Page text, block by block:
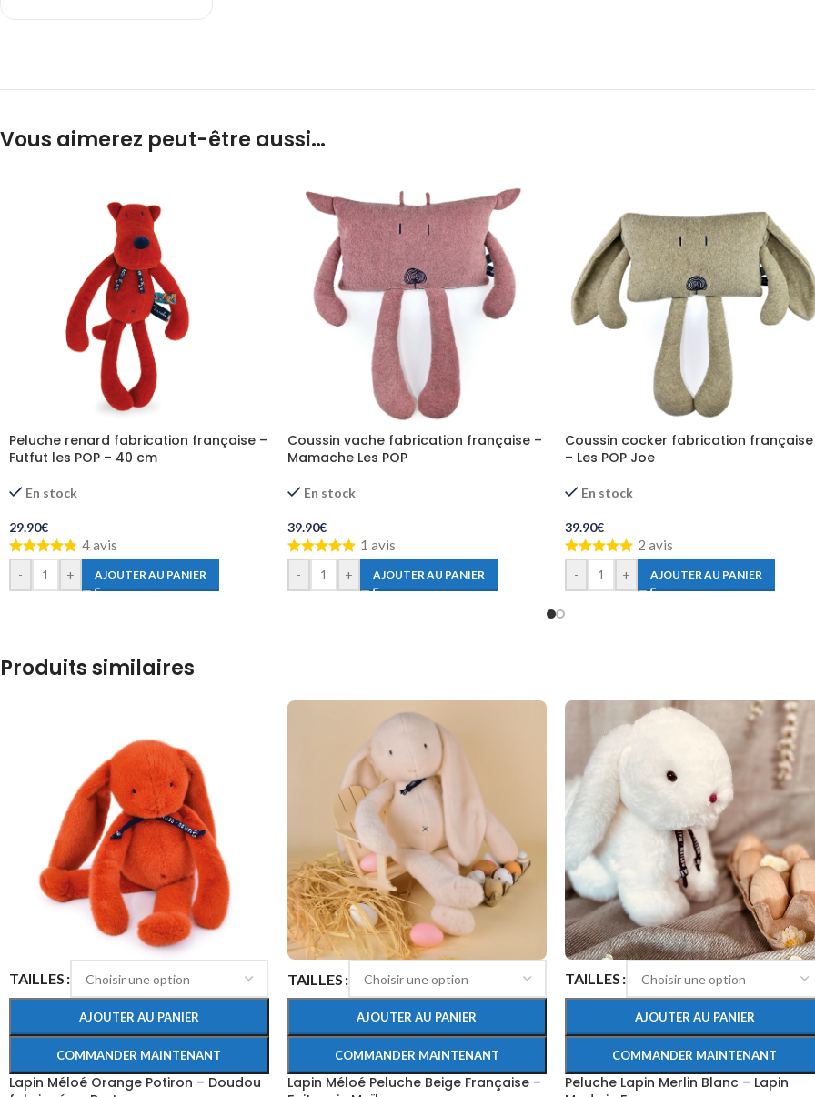
Vous aimerez peut-être aussi…
Peluche renard fabrication française –
Futfut les POP – 40 cm
En stock
29.90€
4 avis
- + AJOUTER AU PANIER
Coussin vache fabrication française –
Mamache Les POP
En stock
39.90€
1 avis
- + AJOUTER AU PANIER
Coussin cocker fabrication française
– Les POP Joe
En stock
39.90€
2 avis
- + AJOUTER AU PANIER
Produits similaires
TAILLES
AJOUTER AU PANIER
COMMANDER MAINTENANT
Lapin Méloé Orange Potiron – Doudou
TAILLES
AJOUTER AU PANIER
COMMANDER MAINTENANT
Lapin Méloé Peluche Beige Française –
TAILLES
AJOUTER AU PANIER
COMMANDER MAINTENANT
Peluche Lapin Merlin Blanc – Lapin